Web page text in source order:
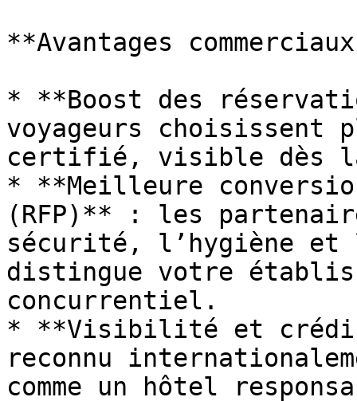
**Avantages
* **Boost des
voyageurs choisissent
certifié, visible dès la
* **Meilleure
(RFP)** : les
sécurité, l’hygiène
distingue votre
concurrentiel.
* **Visibilité et
reconnu
comme un hôtel